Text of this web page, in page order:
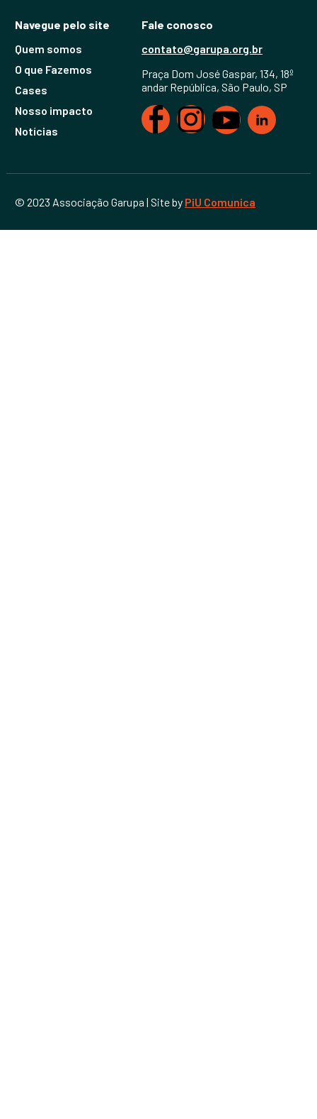
Navegue pelo site
Quem somos
O que Fazemos
Cases
Nosso impacto
Notícias
Fale conosco
contato@garupa.org.br
Praça Dom José Gaspar, 134, 18º
andar República, São Paulo, SP
© 2023 Associação Garupa | Site by PiU Comunica